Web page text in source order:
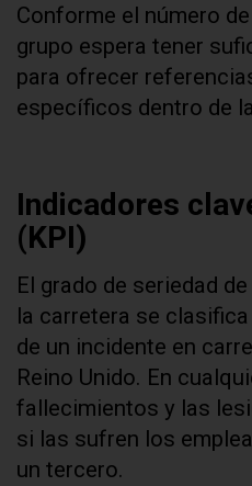
Conforme el número
grupo espera tener
para ofrecer
específicos dentro de
Indicadores
(KPI)
El grado de seriedad
la carretera se
de un incidente en
Reino Unido. En
fallecimientos y las
si las sufren los
un tercero.